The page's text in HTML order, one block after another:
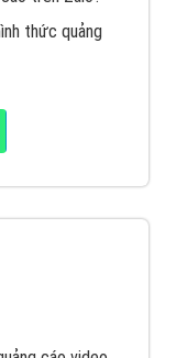
xin giới